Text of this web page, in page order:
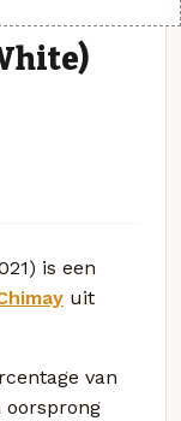
is een
uit
van
oorsprong